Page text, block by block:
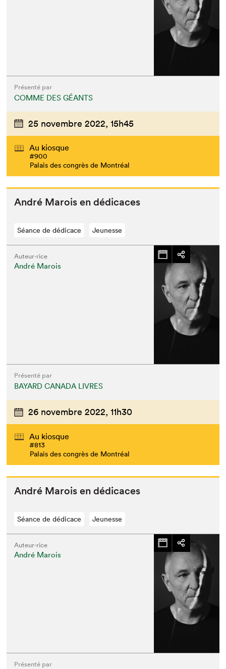
Présenté par
COMME DES GÉANTS
25 novembre 2022, 15h45
Au kiosque
#900
Palais des congrès de Montréal
André Marois en dédicaces
Séance de dédicace Jeunesse
Auteur·rice
André Marois
Présenté par
BAYARD CANADA LIVRES
26 novembre 2022, 11h30
Au kiosque
#813
Palais des congrès de Montréal
André Marois en dédicaces
Séance de dédicace Jeunesse
Auteur·rice
André Marois
Présenté par